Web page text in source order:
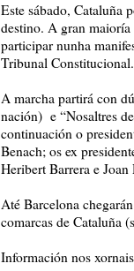
Este sábado, Cataluña
destino. A gran
participar nunha
Tribunal Constitucional.
A marcha partirá con
nación) e “Nosaltres
continuación o
Benach; os ex
Heribert Barrera e Joan
Até Barcelona
comarcas de Cataluña
Información nos